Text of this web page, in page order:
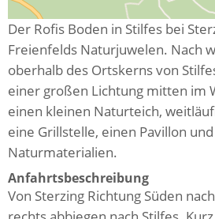
Der Rofis Boden in Stilfes bei
Freienfelds Naturjuwelen. Nach
oberhalb des Ortskerns von
einer großen Lichtung mitten im
einen kleinen Naturteich,
eine Grillstelle, einen Pavillon
Naturmaterialien.
Anfahrtsbeschreibung
Von Sterzing Richtung Süden